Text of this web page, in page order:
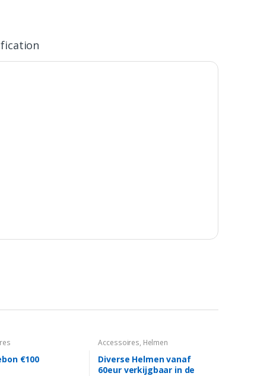
€100
Accessoires, Helmen
Diverse Helmen vanaf
60eur verkijgbaar in de